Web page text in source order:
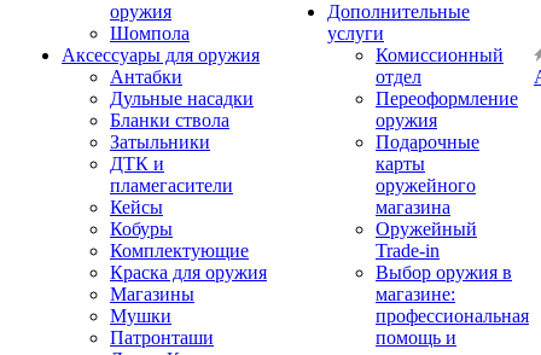
оружия
Шомпола
Аксессуары для оружия
Антабки
Дульные насадки
Бланки ствола
Затыльники
ДТК и
пламегасители
Кейсы
Кобуры
Комплектующие
Краска для оружия
Магазины
Мушки
Патронташи
Дополнительные
услуги
Комиссионный
отдел
Переоформление
оружия
Подарочные
карты
оружейного
магазина
Оружейный
Trade-in
Выбор оружия в
магазине:
профессиональная
помощь и